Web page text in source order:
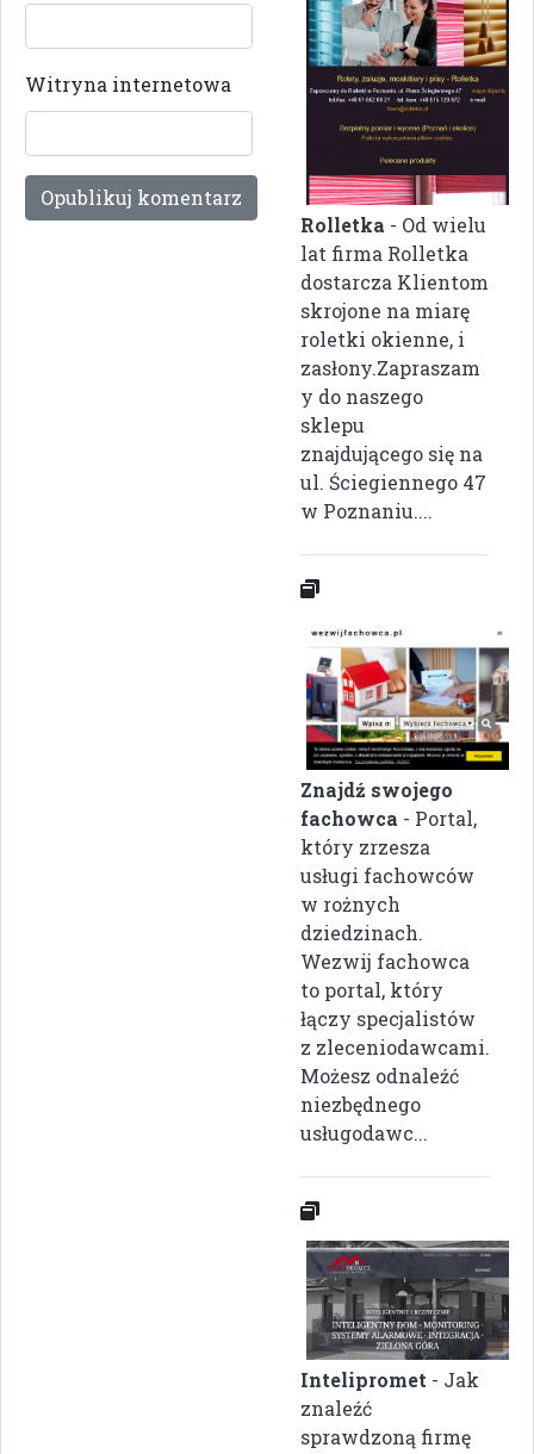
Witryna internetowa
Rolletka - Od wielu
lat firma Rolletka
dostarcza Klientom
skrojone na miarę
roletki okienne, i
zasłony.Zapraszam
y do naszego
sklepu
znajdującego się na
ul. Ściegiennego 47
w Poznaniu....
Znajdź swojego
fachowca - Portal,
który zrzesza
usługi fachowców
w rożnych
dziedzinach.
Wezwij fachowca
to portal, który
łączy specjalistów
z zleceniodawcami.
Możesz odnaleźć
niezbędnego
usługodawc...
Intelipromet - Jak
znaleźć
sprawdzoną firmę